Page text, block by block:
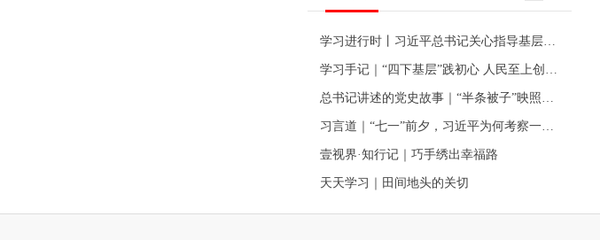
壹视界·知行记｜巧手绣出幸福路
天天学习｜田间地头的关切